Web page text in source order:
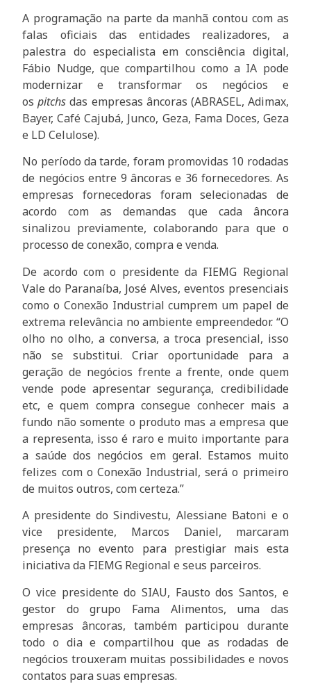
A programação na parte da manhã contou com as
falas oficiais das entidades realizadores, a
palestra do especialista em consciência digital,
Fábio Nudge, que compartilhou como a IA pode
modernizar e transformar os negócios e
ospitchsdas empresas âncoras (ABRASEL, Adimax,
Bayer, Café Cajubá, Junco, Geza, Fama Doces, Geza
e LD Celulose).
No período da tarde, foram promovidas 10 rodadas
de negócios entre 9 âncoras e 36 fornecedores. As
empresas fornecedoras foram selecionadas de
acordo com as demandas que cada âncora
sinalizou previamente, colaborando para que o
processo de conexão, compra e venda.
De acordo com o presidente da FIEMG Regional
Vale do Paranaíba, José Alves, eventos presenciais
como o Conexão Industrial cumprem um papel de
extrema relevância no ambiente empreendedor. “O
olho no olho, a conversa, a troca presencial, isso
não se substitui. Criar oportunidade para a
geração de negócios frente a frente, onde quem
vende pode apresentar segurança, credibilidade
etc, e quem compra consegue conhecer mais a
fundo não somente o produto mas a empresa que
a representa, isso é raro e muito importante para
a saúde dos negócios em geral. Estamos muito
felizes com o Conexão Industrial, será o primeiro
de muitos outros, com certeza.”
A presidente do Sindivestu, Alessiane Batoni e o
vice presidente, Marcos Daniel, marcaram
presença no evento para prestigiar mais esta
iniciativa da FIEMG Regional e seus parceiros.
O vice presidente do SIAU, Fausto dos Santos, e
gestor do grupo Fama Alimentos, uma das
empresas âncoras, também participou durante
todo o dia e compartilhou que as rodadas de
negócios trouxeram muitas possibilidades e novos
contatos para suas empresas.